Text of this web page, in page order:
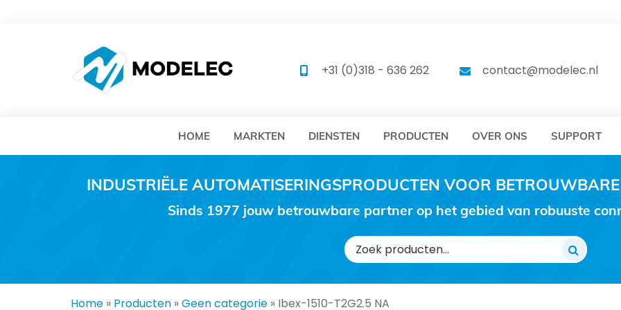
MODELEC MODELEC
+31 (0)318 - 636 262 contact@modelec.nl
HOME MARKTEN DIENSTEN PRODUCTEN OVER ONS SUPPORT
INDUSTRIËLE AUTOMATISERINGSPRODUCTEN VOOR
Sinds 1977 jouw betrouwbare partner op het gebied van robuuste
Zoeken
naar:
Home » Producten »Geen categorie » Ibex-1510-T2G2.5 NA